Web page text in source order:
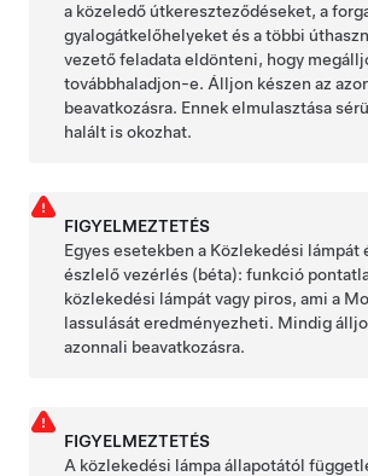
a közeledő útkereszteződéseket, a
gyalogátkelőhelyeket és a többi
vezető feladata eldönteni, hogy
továbbhaladjon-e. Álljon készen az
beavatkozásra. Ennek elmulasztása
halált is okozhat.
FIGYELMEZTETÉS
Egyes esetekben a Közlekedési lámpát
észlelő vezérlés (béta): funkció
közlekedési lámpát vagy piros, ami a
lassulását eredményezheti. Mindig
azonnali beavatkozásra.
FIGYELMEZTETÉS
A közlekedési lámpa állapotától